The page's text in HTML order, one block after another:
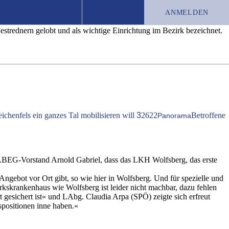
ANMELDEN
gelobt und als wichtige Einrichtung im Bezirk bezeichnet.
ein ganzes Tal mobilisieren will 32622PanoramaBetroffene
Vorstand Arnold Gabriel, dass das LKH Wolfsberg, das erste
vor Ort gibt, so wie hier in Wolfsberg. Und für spezielle und
wie Wolfsberg ist leider nicht machbar, dazu fehlen
gesichert ist« und LAbg. Claudia Arpa (SPÖ) zeigte sich erfreut
inne haben.«